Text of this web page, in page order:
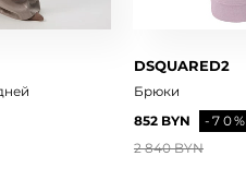
DSQUARED2
Брюки
852 BYN
-70%
2 840 BYN